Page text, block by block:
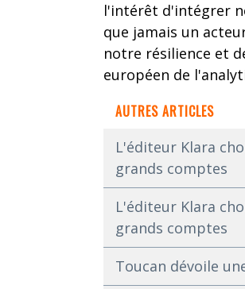
l'intérêt d'intégrer
que jamais un
notre résilience et
européen de
AUTRES ARTICLES
L'éditeur Klara
grands comptes
L'éditeur Klara
grands comptes
Toucan dévoile